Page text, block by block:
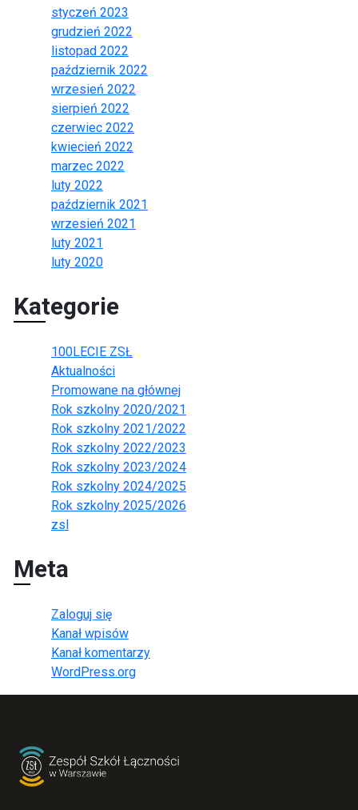
styczeń 2023
grudzień 2022
listopad 2022
październik 2022
wrzesień 2022
sierpień 2022
czerwiec 2022
kwiecień 2022
marzec 2022
luty 2022
październik 2021
wrzesień 2021
luty 2021
luty 2020
Kategorie
100LECIE ZSŁ
Aktualności
Promowane na głównej
Rok szkolny 2020/2021
Rok szkolny 2021/2022
Rok szkolny 2022/2023
Rok szkolny 2023/2024
Rok szkolny 2024/2025
Rok szkolny 2025/2026
zsl
Meta
Zaloguj się
Kanał wpisów
Kanał komentarzy
WordPress.org